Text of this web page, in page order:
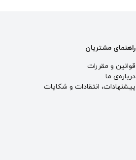
راهنمای مشتریان
قوانین و مقررات
درباره‌ی ما
پيشنهادات، انتقادات و شكايات